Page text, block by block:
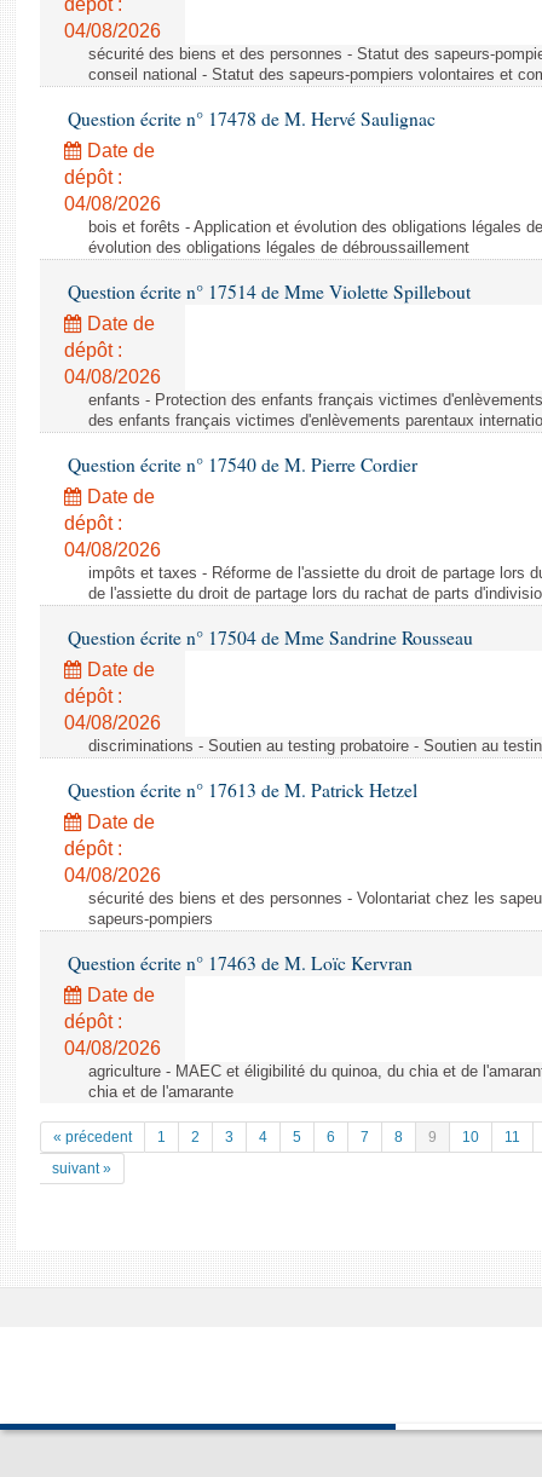
dépôt :
04/08/2026
sécurité des biens et des personnes - Statut des sapeurs-
conseil national - Statut des sapeurs-pompiers volontaires et
Question écrite n° 17478 de M. Hervé Saulignac
Date de
dépôt :
04/08/2026
bois et forêts - Application et évolution des obligations légales
évolution des obligations légales de débroussaillement
Question écrite n° 17514 de Mme Violette Spillebout
Date de
dépôt :
04/08/2026
enfants - Protection des enfants français victimes
des enfants français victimes d'enlèvements parentaux
Question écrite n° 17540 de M. Pierre Cordier
Date de
dépôt :
04/08/2026
impôts et taxes - Réforme de l'assiette du droit de partage lors
de l'assiette du droit de partage lors du rachat de parts
Question écrite n° 17504 de Mme Sandrine Rousseau
Date de
dépôt :
04/08/2026
discriminations - Soutien au testing probatoire - Soutien au
Question écrite n° 17613 de M. Patrick Hetzel
Date de
dépôt :
04/08/2026
sécurité des biens et des personnes - Volontariat chez les
sapeurs-pompiers
Question écrite n° 17463 de M. Loïc Kervran
Date de
dépôt :
04/08/2026
agriculture - MAEC et éligibilité du quinoa, du chia et de
chia et de l'amarante
« précedent 1 2 3 4 5 6 7 8 9 10
11
suivant »